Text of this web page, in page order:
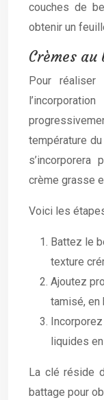
couches de
obtenir un
Crèmes
Pour réaliser
température
crème grasse
Voici les
Battez le
texture
Ajoutez
tamisé, en
liquides
La clé réside
battage pour